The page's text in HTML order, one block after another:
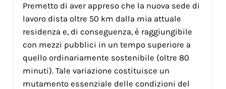
Premetto di aver appreso che la nuova sede di
lavoro dista oltre 50 km dalla mia attuale
residenza e, di conseguenza, è raggiungibile
con mezzi pubblici in un tempo superiore a
quello ordinariamente sostenibile (oltre 80
minuti). Tale variazione costituisce un
mutamento essenziale delle condizioni del